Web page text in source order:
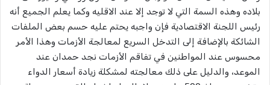
بلاده وهذه السمة التي لا توجد إلا عند الاقليه وكما يعلم الجميع أنه
رئيس اللجنة الاقتصادية فإن واجبه يحتم عليه حسم بعض الملفات
الشائكة بالإضافة إلى التدخل السريع لمعالجة الأزمات وهذا الأمر
محسوس عند المواطنين في تفاقم الأزمات نجد حمدان عند
الموعد، والدليل على ذلك معالجته لمشكلة زيادة أسعار الدواء